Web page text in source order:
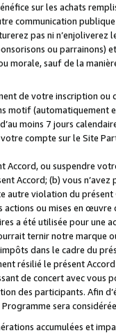
sur les achats
communication
pas ni
ou parrainons)
morale, sauf de la
de votre inscription
motif (automatiquement
moins 7 jours
compte sur le Site
ou suspendre
Accord; (b) vous
autre violation du
ou mises en
a été utilisée pour une
ternir notre marque
dans le cadre du
résilié le présent
de concert avec vous
des participants. Afin
sera
accumulées et